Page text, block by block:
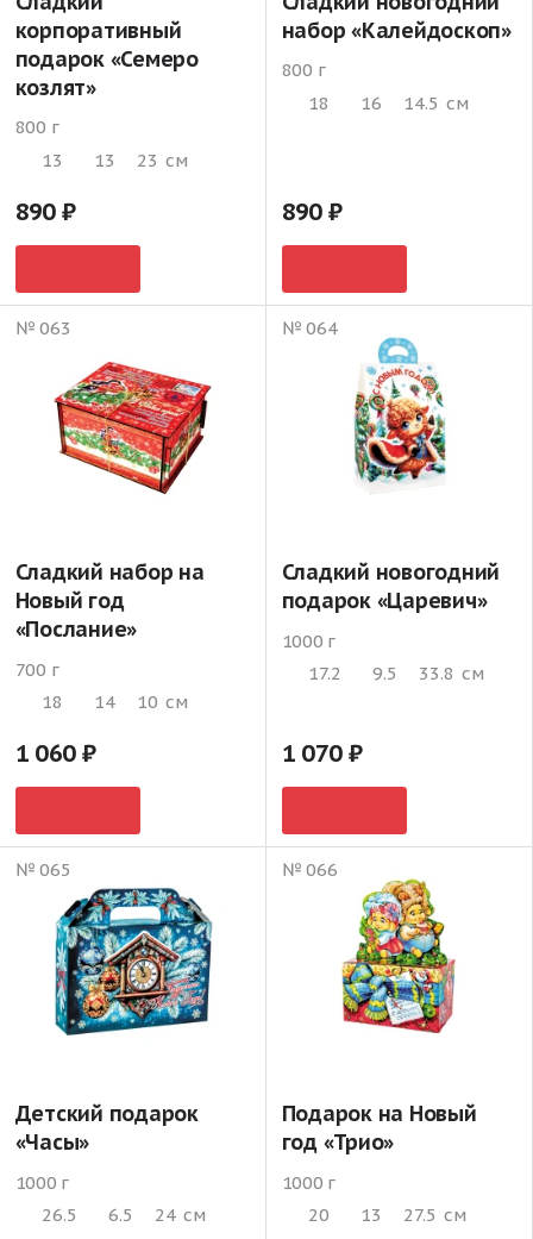
корпоративный
подарок «Семеро
козлят»
800 г
13
13 23 см
890
набор «Калейдоскоп»
800 г
18
16 14.5 см
890
№ 063
Сладкий набор на
Новый год
«Послание»
700 г
18
14 10 см
1 060
№ 064
Сладкий новогодний
подарок «Царевич»
1000 г
17.2
9.5 33.8 см
1 070
№ 065
Детский подарок
«Часы»
1000 г
26.5
6.5 24 см
№ 066
Подарок на Новый
год «Трио»
1000 г
20
13 27.5 см